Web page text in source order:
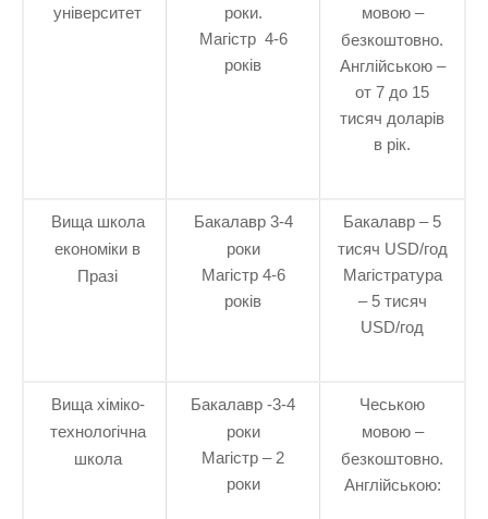
університет
роки.
Магістр 4-6
років
мовою –
безкоштовно.
Англійською –
от 7 до 15
тисяч доларів
в рік.
Вища школа
економіки в
Празі
Бакалавр 3-4
роки
Магістр 4-6
років
Бакалавр – 5
тисяч USD/год
Магістратура
– 5 тисяч
USD/год
Вища хіміко-
технологічна
школа
Бакалавр -3-4
роки
Магістр – 2
роки
Чеською
мовою –
безкоштовно.
Англійською: